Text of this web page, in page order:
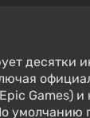
десятки
Games)
умолчанию